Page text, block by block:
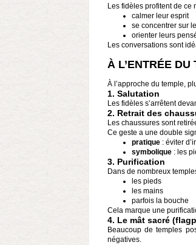
Les fidèles profitent de ce
calmer leur esprit
se concentrer sur
orienter leurs
Les conversations sont
À L’ENTRÉE
À l’approche du temple,
1. Salutation
Les fidèles s’arrêtent
2. Retrait des
Les chaussures sont
Ce geste a une double
pratique: éviter
symbolique: les
3. Purification
Dans de nombreux
les pieds
les mains
parfois la bouche
Cela marque une
4. Le mât sacré
Beaucoup de temples
négatives.